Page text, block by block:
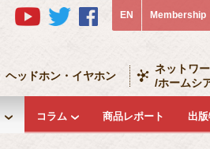
EN Membership
コラム 商品レポート 出
ヘッドホン・イヤホン
ネットワ
/ホームシ